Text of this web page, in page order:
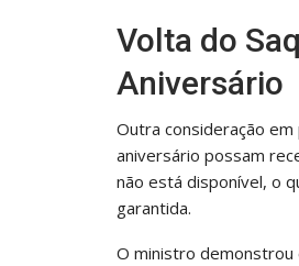
Volta do
Aniversário
Outra consideração
aniversário possam
não está disponível, o
garantida.
O ministro demonstrou